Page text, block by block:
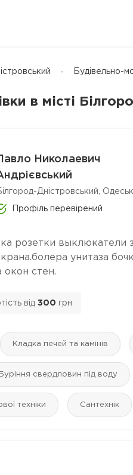
Будівельно-
в місті
Николаевич
Дністровський,
Профіль перевірений
розетки выклюкатели
унитаза
окон стен.
від 300 грн
Кладка печей та камінів
Буріння свердловин під воду
техніки Сантехнік